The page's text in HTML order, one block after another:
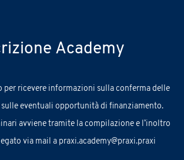
Academy
per ricevere informazioni sulla conferma delle
sulleeventuali opportunitàdi finanziamento.
avviene tramite la compilazione e l’inoltro
via mail a praxi.academy@praxi.praxi